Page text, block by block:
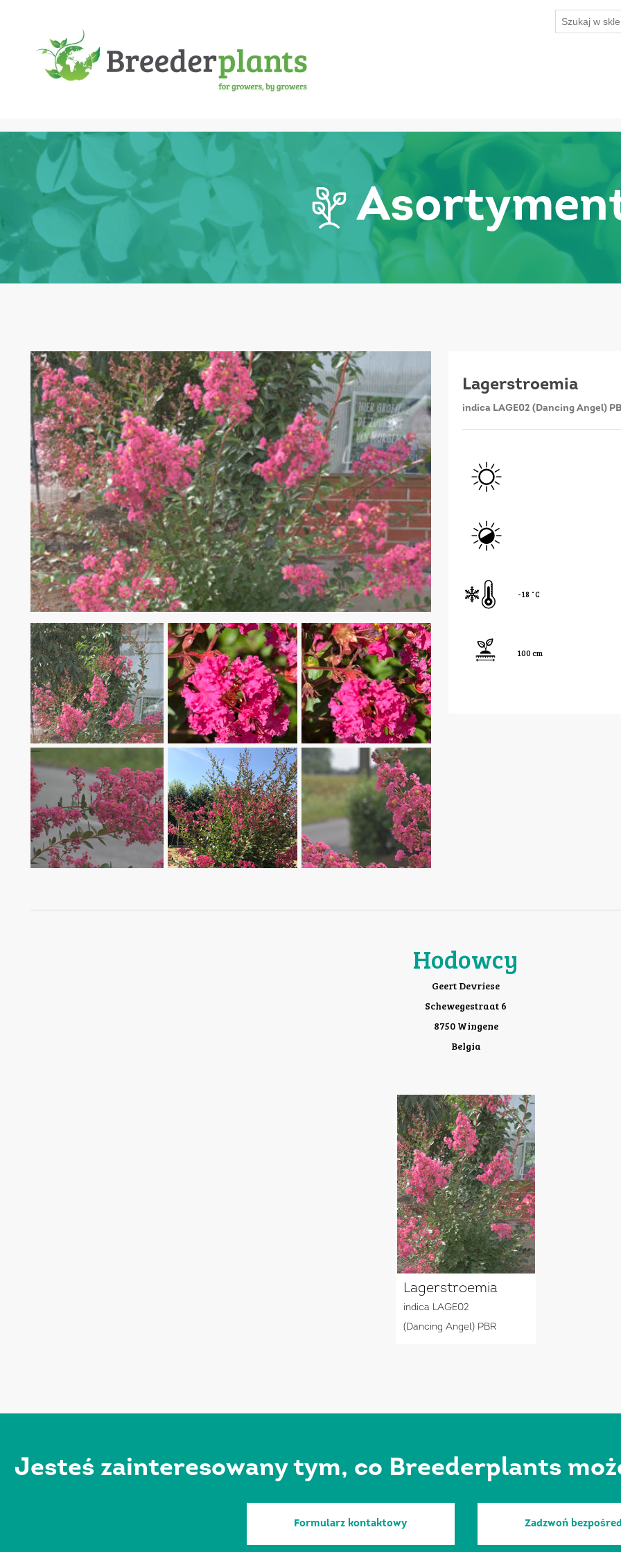
Lagerstroemia
indica LAGE02 (Dancing Angel)
- 18 ˚C
100 cm
Hodowcy
Geert Devriese
Schewegestraat 6
8750 Wingene
Belgia
Lagerstroemia
indica LAGE02
(Dancing Angel) PBR
Jesteś zainteresowany tym, co Breederplants
Formularz kontaktowy Zadzwoń